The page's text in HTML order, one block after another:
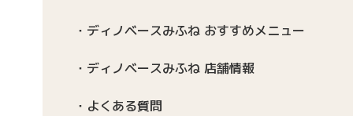
ディノベースみふね おすすめメニュー
ディノベースみふね 店舗情報
よくある質問